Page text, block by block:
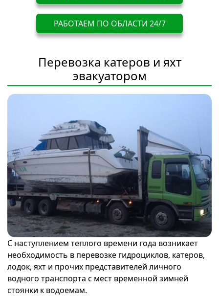
РАБОТАЕМ ПО ОБЛАСТИ 24/7
Перевозка катеров и яхт
эвакуатором
С наступлением теплого времени года возникает
необходимость в перевозке гидроциклов, катеров,
лодок, яхт и прочих представителей личного
водного транспорта с мест временной зимней
стоянки к водоемам.